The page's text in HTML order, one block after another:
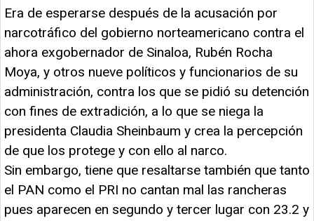
Era de esperarse después de la acusación por
narcotráfico del gobierno norteamericano contra el
ahora exgobernador de Sinaloa, Rubén Rocha
Moya, y otros nueve políticos y funcionarios de su
administración, contra los que se pidió su detención
con fines de extradición, a lo que se niega la
presidenta Claudia Sheinbaum y crea la percepción
de que los protege y con ello al narco.
Sin embargo, tiene que resaltarse también que tanto
el PAN como el PRI no cantan mal las rancheras
pues aparecen en segundo y tercer lugar con 23.2 y